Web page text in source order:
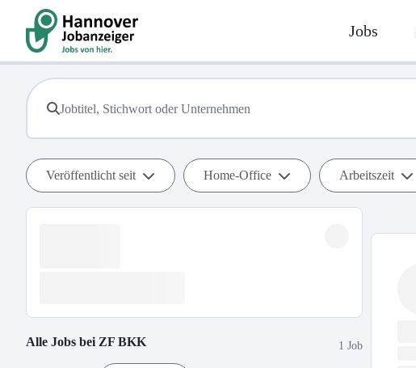
Jobs
Veröffentlicht seit Home-Office Arbeitszeit
Alle Jobs bei ZF BKK 1 Job